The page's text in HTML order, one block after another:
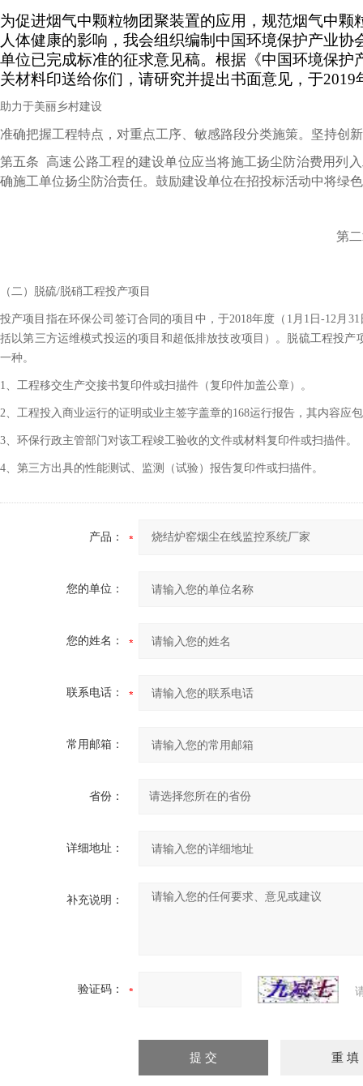
为促进烟气中颗粒物团聚装置的应用，规范烟气中
人体健康的影响，我会组织编制中国环境保护产业
单位已完成标准的征求意见稿。根据《中国环境保
关材料印送给你们，请研究并提出书面意见，于2019
助力于美丽乡村建设
准确把握工程特点，对重点工序、敏感路段分类施策。坚持创
第五条 高速公路工程的建设单位应当将施工扬尘防治费用列
确施工单位扬尘防治责任。鼓励建设单位在招投标活动中将绿
第
（二）脱硫/脱硝工程投产项目
投产项目指在环保公司签订合同的项目中，于2018年度（1月1日-12月
括以第三方运维模式投运的项目和超低排放技改项目）。脱硫工程投
一种。
1、工程移交生产交接书复印件或扫描件（复印件加盖公章）。
2、工程投入商业运行的证明或业主签字盖章的168运行报告，其内容应
3、环保行政主管部门对该工程竣工验收的文件或材料复印件或扫描件。
4、第三方出具的性能测试、监测（试验）报告复印件或扫描件。
产品：
您的单位：
您的姓名：
联系电话：
常用邮箱：
省份：
详细地址：
补充说明：
验证码：